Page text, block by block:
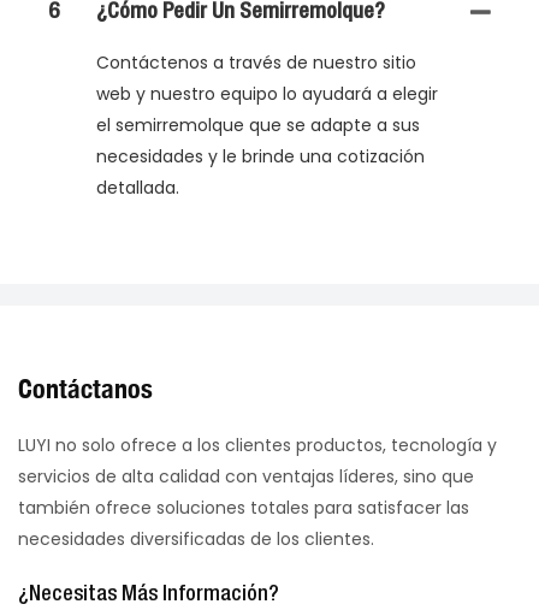
6 ¿Cómo Pedir Un Semirremolque?
Contáctenos a través de nuestro sitio
web y nuestro equipo lo ayudará a elegir
el semirremolque que se adapte a sus
necesidades y le brinde una cotización
detallada.
Contáctanos
LUYI no solo ofrece a los clientes productos, tecnología y
servicios de alta calidad con ventajas líderes, sino que
también ofrece soluciones totales para satisfacer las
necesidades diversificadas de los clientes.
¿Necesitas Más Información?